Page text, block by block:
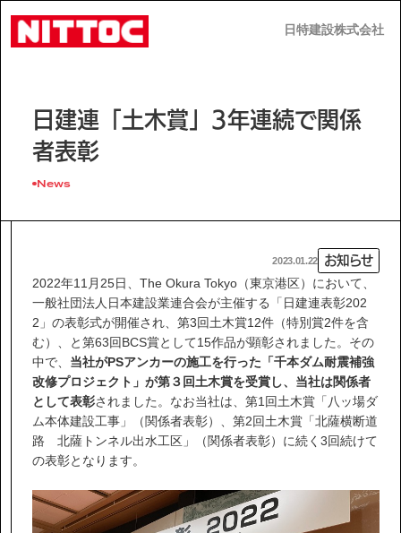
日特建設株式会社
日特建設株式会社
事業内容
技術情報
企業情報
IR情報
サステナビリティ
ニュース
日建連「土木賞」3年連続で関係
者表彰
News
2023.01.22 お知らせ
2022年11月25日、The Okura Tokyo（東京港区）において、
一般社団法人日本建設業連合会が主催する「日建連表彰202
2」の表彰式が開催され、第3回土木賞12件（特別賞2件を含
む）、と第63回BCS賞として15作品が顕彰されました。その
中で、 当社がPSアンカーの施工を行った「千本ダム耐震補強
改修プロジェクト」が第３回土木賞を受賞し、当社は関係者
として表彰されました。なお当社は、第1回土木賞「八ッ場ダ
ム本体建設工事」（関係者表彰）、第2回土木賞「北薩横断道
路 北薩トンネル出水工区」（関係者表彰）に続く3回続けて
の表彰となります。